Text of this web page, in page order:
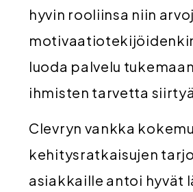
hyvin rooliinsa niin
luoda palvelu
ihmisten tarvetta
Clevryn vankka
kehitysratkaisujen
asiakkaille antoi hyvät